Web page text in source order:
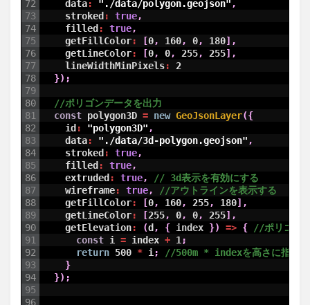
72
73
74
75
76
77
78
79
80
81
82
83
84
85
86
87
88
89
90
91
92
93
94
95
96
data: "./data/polygon.geojson" ,
stroked : true,
filled : true,
getFillColor: [0, 160, 0, 180] ,
getLineColor: [0, 0, 255, 255] ,
lineWidthMinPixels:
2
}) ;
//ポリゴンデータを出力
const polygon3D = new GeoJsonLayer({
id : "polygon3D" ,
data: "./data/3d-polygon.geojson" ,
stroked : true,
filled : true,
extruded : true,
// 3d表示を有効にする
wireframe: true,
//アウトラインを表示する
getFillColor: [0, 160, 255, 180] ,
getLineColor: [255, 0, 0, 255] ,
getElevation: (d , { index }) => {
//ポリゴン
const i = index + 1 ;
return 500 * i ;
//500m * indexを高さに指定
}
}) ;